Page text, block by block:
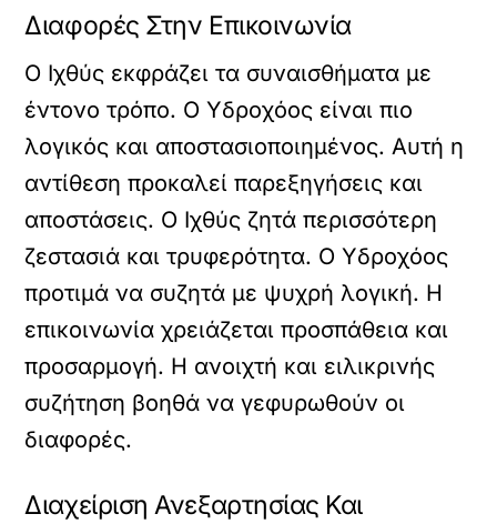
Διαφορές Στην Επικοινωνία
Ο Ιχθύς εκφράζει τα συναισθήματα με
έντονο τρόπο. Ο Υδροχόος είναι πιο
λογικός και αποστασιοποιημένος. Αυτή η
αντίθεση προκαλεί παρεξηγήσεις και
αποστάσεις. Ο Ιχθύς ζητά περισσότερη
ζεστασιά και τρυφερότητα. Ο Υδροχόος
προτιμά να συζητά με ψυχρή λογική. Η
επικοινωνία χρειάζεται προσπάθεια και
προσαρμογή. Η ανοιχτή και ειλικρινής
συζήτηση βοηθά να γεφυρωθούν οι
διαφορές.
Διαχείριση Ανεξαρτησίας Και